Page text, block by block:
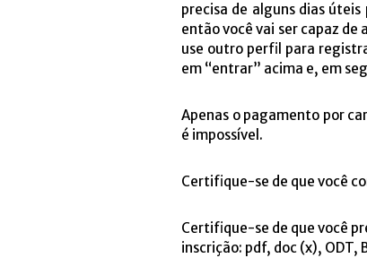
precisa de alguns dias
então você vai ser capaz
use outro perfil para
em “entrar” acima e, em
Apenas o pagamento por
é impossível.
Certifique-se de que você
Certifique-se de que você
inscrição: pdf, doc (x), ODT,